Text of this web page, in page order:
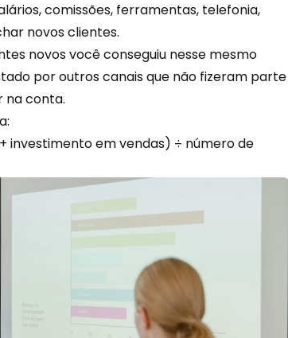
comissões, ferramentas, telefonia,
novos clientes.
novos você conseguiu nesse mesmo
poroutros canaisque não fizeram parte
na conta.
investimento em vendas) ÷ número de